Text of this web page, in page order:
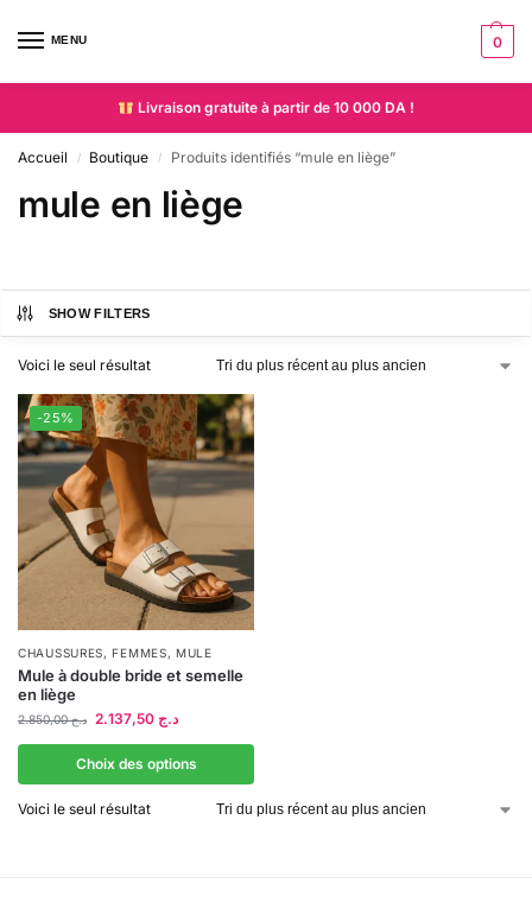
MENU 0
Livraison gratuite à partir de 10 000 DA !
Accueil / Boutique / Produits identifiés “mule en liège”
mule en liège
SHOW FILTERS
Voici le seul résultat
-25%
CHAUSSURES,FEMMES,MULE
Mule à double bride et semelle
en liège
د.ج2.850,00 د.ج
Choix des options
Voici le seul résultat